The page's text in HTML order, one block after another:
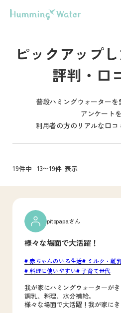
ピックアップ
評判・口
普段ハミングウォーターを
アンケートを
利用者の方のリアルな口コ
19件中 13〜19件 表示
様々な場面で大活躍！
赤ちゃんのいる生活
ミルク・離
料理に使いやすい 子育て世代
pitopapaさん
我が家にハミングウォーターが
調乳、料理、水分補給。
様々な場面で大活躍！我が家に